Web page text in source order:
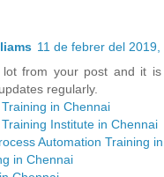
11 de febrer del 2019,
lot from your post and it is
regularly.
in Chennai
Institute in Chennai
Automation Training
in Chennai